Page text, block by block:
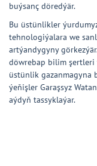
buýsanç döredýär.
Bu üstünlikler
tehnologiýalara we
artýandygyny
döwrebap bilim şertleri
üstünlik gazanmagyna
ýeňişler Garaşsyz
aýdyň tassyklaýar.